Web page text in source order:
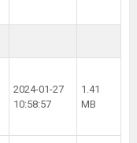
2024-01-27
10:58:57
1.41
MB